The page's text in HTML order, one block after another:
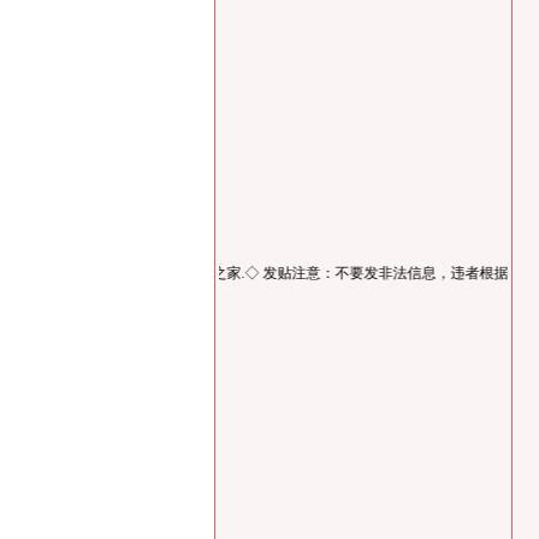
◇.爱车之家.◇发贴注意：不要发非法信息，违者根据ＩＰ交...